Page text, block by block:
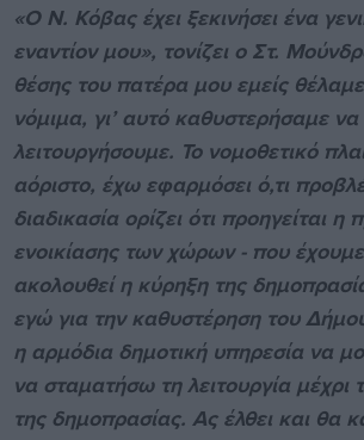
«Ο Ν. Κόβας έχει ξεκινήσει ένα
εναντίον μου», τονίζει ο Στ.
θέσης του πατέρα μου εμείς
νόμιμα, γι’ αυτό καθυστερήσαμε να
λειτουργήσουμε. Το νομοθετικό
αόριστο, έχω εφαρμόσει ό,τι
διαδικασία ορίζει ότι προηγείται η
ενοικίασης των χώρων - που
ακολουθεί η κύρηξη της
εγώ για την καθυστέρηση του
η αρμόδια δημοτική υπηρεσία να
να σταματήσω τη λειτουργία
της δημοπρασίας. Ας έλθει και θα